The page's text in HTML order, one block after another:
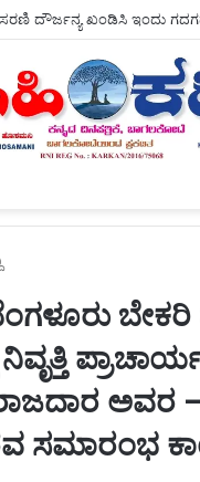
ಬೇಕರಿ
ಅವರ
ಸಮಾರಂಭ